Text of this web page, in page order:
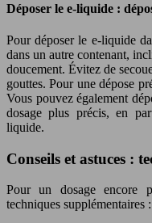
Déposer le e-liquide :
Pour déposer le e-liquide
dans un autre contenant,
doucement. Évitez de
gouttes. Pour une dépose
Vous pouvez également
dosage plus précis, en
liquide.
Conseils et astuces :
Pour un dosage encore
techniques supplémentaires :